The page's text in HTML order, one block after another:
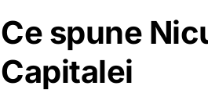
Ce spune
Capitalei